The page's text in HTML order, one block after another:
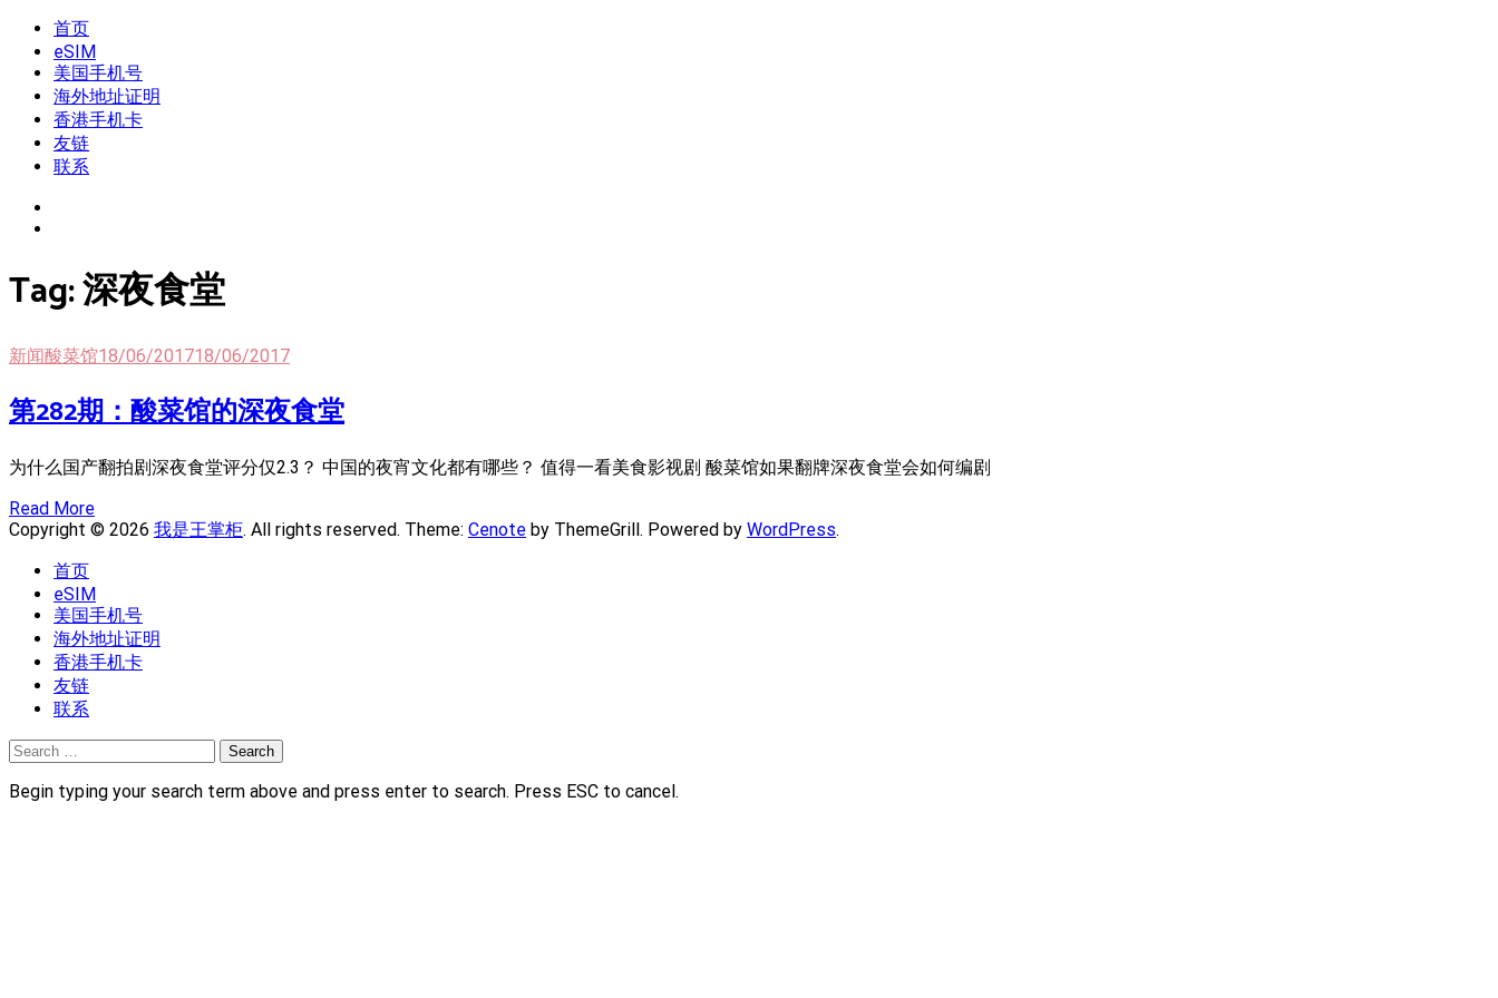
Skip
content
我是王掌柜
新闻酸菜馆|极客电台|自媒体联盟
首页
eSIM
美国手机号
海外地址证明
香港手机卡
友链
联系
Tag:深夜食堂
新闻酸菜馆18/06/201718/06/2017
第282期：酸菜馆的深夜食堂
为什么国产翻拍剧深夜食堂评分仅2.3？ 中国的夜宵文化都有哪些？ 值得一看美食影视剧 酸菜馆如果翻牌深夜食堂会如何编剧
Read More
Copyright © 2026 我是王掌柜. All rights reserved. Theme: Cenote by ThemeGrill. Powered by WordPress.
首页
eSIM
美国手机号
海外地址证明
香港手机卡
友链
联系
Search
for:
Begin typing your search term above and press enter to search. Press ESC to cancel.